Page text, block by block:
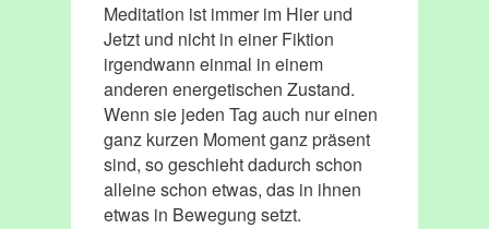
Meditation ist immer im Hier und
Jetzt und nicht in einer Fiktion
irgendwann einmal in einem
anderen energetischen Zustand.
Wenn sie jeden Tag auch nur einen
ganz kurzen Moment ganz präsent
sind, so geschieht dadurch schon
alleine schon etwas, das in ihnen
etwas in Bewegung setzt.